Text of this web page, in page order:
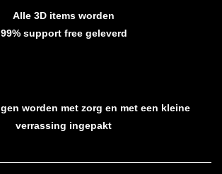
Alle 3D items worden
99% support free geleverd
worden met zorg en met een kleine
verrassing ingepakt